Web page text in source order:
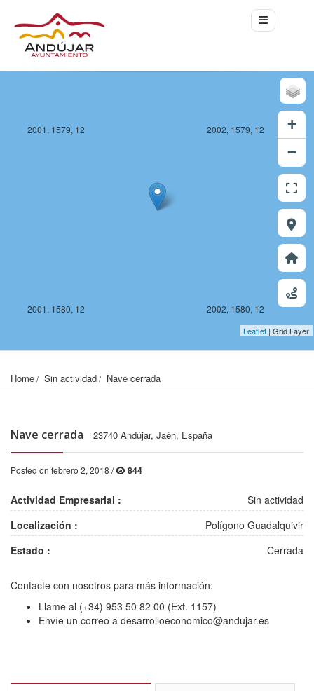
2001, 1579, 12 2002, 1579, 12
2001, 1580, 12 2002, 1580, 12
+
−
Leaflet | Grid Layer
Home Sin actividad Nave cerrada
Nave cerrada 23740 Andújar, Jaén, España
Posted on febrero 2, 2018 / 844
Actividad Empresarial :
Sin actividad
Localización :
Polígono Guadalquivir
Estado :
Cerrada
Contacte con nosotros para más información:
Llame al (+34) 953 50 82 00 (Ext. 1157)
Envíe un correo a desarrolloeconomico@andujar.es